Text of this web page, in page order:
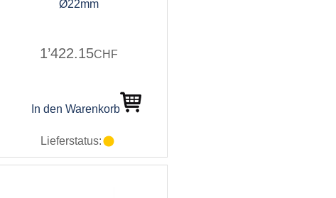
Ø22mm
1’422.15CHF
In den Warenkorb
Lieferstatus: